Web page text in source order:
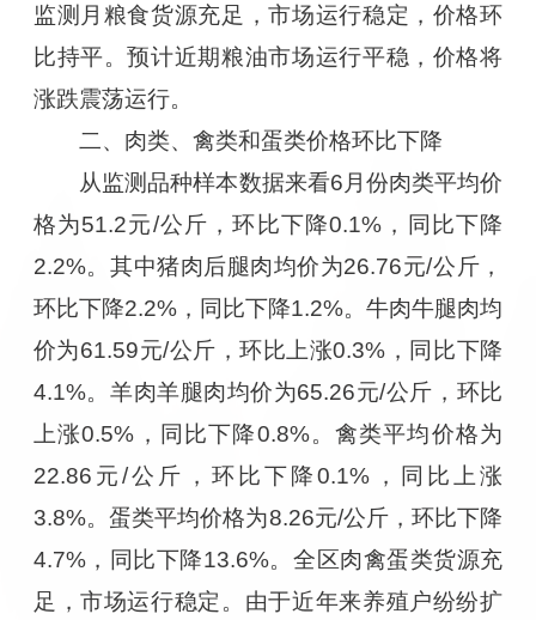
监测月粮食货源充足，市场运行稳定，价格环
比持平。预计近期粮油市场运行平稳，价格将
涨跌震荡运行。
二、肉类、禽类和蛋类价格环比下降
从监测品种样本数据来看6月份肉类平均价
格为51.2元/公斤，环比下降0.1%，同比下降
2.2%。其中猪肉后腿肉均价为26.76元/公斤，
环比下降2.2%，同比下降1.2%。牛肉牛腿肉均
价为61.59元/公斤，环比上涨0.3%，同比下降
4.1%。羊肉羊腿肉均价为65.26元/公斤，环比
上涨0.5%，同比下降0.8%。禽类平均价格为
22.86元/公斤，环比下降0.1%，同比上涨
3.8%。蛋类平均价格为8.26元/公斤，环比下降
4.7%，同比下降13.6%。全区肉禽蛋类货源充
足，市场运行稳定。由于近年来养殖户纷纷扩